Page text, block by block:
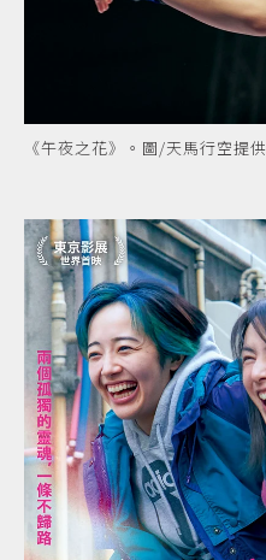
《午夜之花》。圖/天馬行空提供